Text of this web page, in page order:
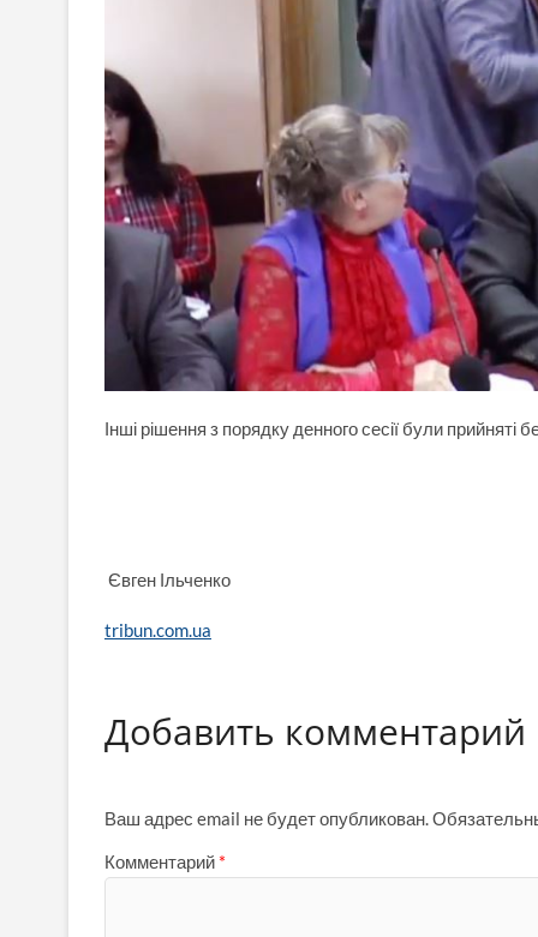
Інші рішення з порядку денного сесії були прийняті
Євген Ільченко
tribun.com.ua
Добавить комментарий
Ваш адрес email не будет опубликован.
Комментарий *